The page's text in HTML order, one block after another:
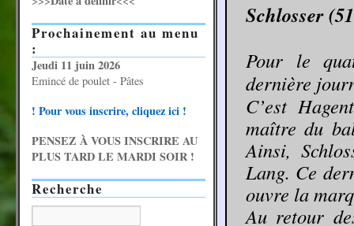
Schlosser
Pour le
dernière
C’est
maître du
Ainsi,
Lang. Ce
ouvre la
Au retour
Prochainement au menu
:
Jeudi 11 juin 2026
Emincé de poulet - Pâtes
! Pour vous inscrire, cliquez ici !
PENSEZ À VOUS INSCRIRE AU
PLUS TARD LE MARDI SOIR !
Recherche